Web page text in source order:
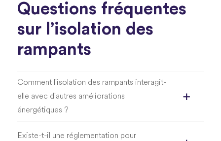
Questions fréquentes
sur l’isolation des
rampants
Comment l'isolation des rampants interagit-
elle avec d'autres améliorations
énergétiques ?
Existe-t-il une réglementation pour